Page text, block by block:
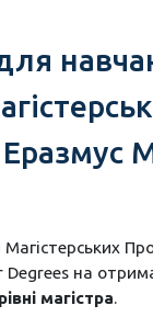
на
магістра.